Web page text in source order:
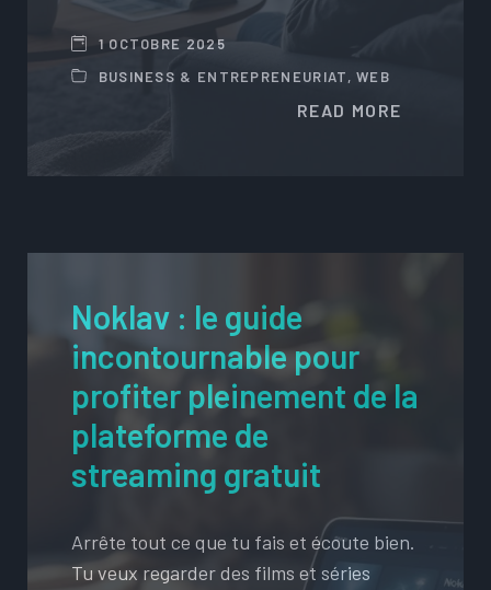
1 OCTOBRE 2025
BUSINESS & ENTREPRENEURIAT,WEB
READ MORE
Noklav : le guide
incontournable pour
profiter pleinement de la
plateforme de
streaming gratuit
Arrête tout ce que tu fais et écoute bien.
Tu veux regarder des films et séries